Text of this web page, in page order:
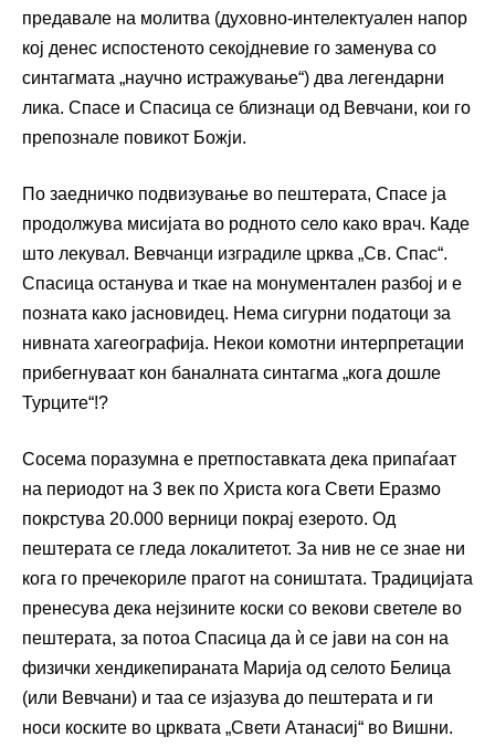
предавале на молитва (духовно-интелектуален напор
кој денес испостеното секојдневие го заменува со
синтагмата „научно истражување“) два легендарни
лика. Спасе и Спасица се близнаци од Вевчани, кои го
препознале повикот Божји.
По заедничко подвизување во пештерата, Спасе ја
продолжува мисијата во родното село како врач. Каде
што лекувал. Вевчанци изградиле црква „Св. Спас“.
Спасица останува и ткае на монументален разбој и е
позната како јасновидец. Нема сигурни податоци за
нивната хагеографија. Некои комотни интерпретации
прибегнуваат кон баналната синтагма „кога дошле
Турците“!?
Сосема поразумна е претпоставката дека припаѓаат
на периодот на 3 век по Христа кога Свети Еразмо
покрстува 20.000 верници покрај езерото. Од
пештерата се гледа локалитетот. За нив не се знае ни
кога го пречекориле прагот на соништата. Традицијата
пренесува дека нејзините коски со векови светеле во
пештерата, за потоа Спасица да ѝ се јави на сон на
физички хендикепираната Марија од селото Белица
(или Вевчани) и таа се изјазува до пештерата и ги
носи коските во црквата „Свети Атанасиј“ во Вишни.